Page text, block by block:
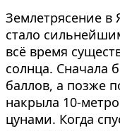
Землетрясение в
стало
всё время
солнца. Сначала
баллов, а позже
накрыла 10-
цунами. Когда